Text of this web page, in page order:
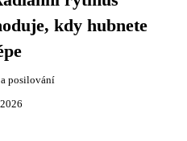
kdy hubnete
a posilování